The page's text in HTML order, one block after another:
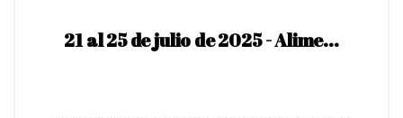
21 al 25 de julio de 2025 - Alime...